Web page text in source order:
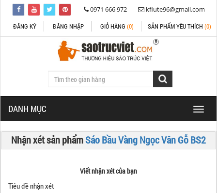
0971 666 972
kflute96@gmail.com
ĐĂNG KÝ
ĐĂNG NHẬP GIỎ HÀNG (0) SẢN PHẨM YÊU THÍCH (0)
DANH MỤC
Toggle
Nhận xét sản phẩmSáo Bầu Vàng Ngọc Vân Gỗ BS2
Viết nhận xét của bạn
Tiêu đề nhận xét